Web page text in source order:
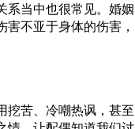
当中也很常见。婚姻
不亚于身体的伤害，
苦、冷嘲热讽，甚至